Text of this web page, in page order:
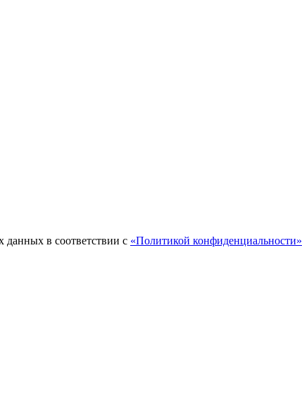
данных в соответствии с «Политикой конфиденциальности»